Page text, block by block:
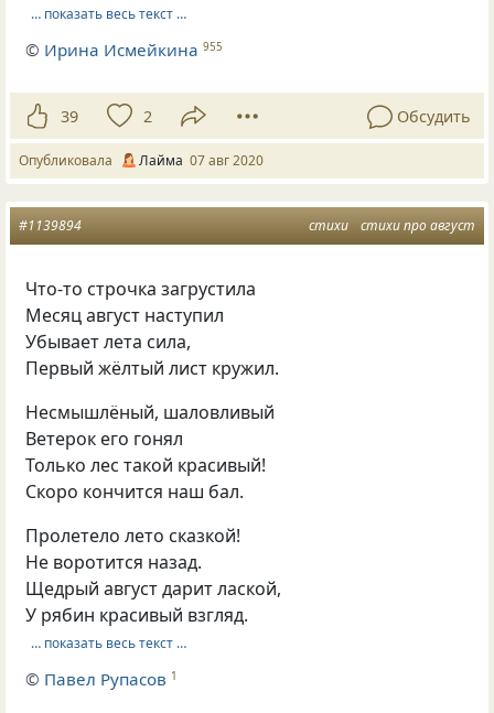
… показать весь текст …
© Ирина Исмейкина 955
39 2 Обсудить
Опубликовала Лайма 07 авг 2020
стихи стихи про август
#1139894
Что-то строчка загрустила
Месяц август наступил
Убывает лета сила,
Первый жёлтый лист кружил.
Несмышлёный, шаловливый
Ветерок его гонял
Только лес такой красивый!
Скоро кончится наш бал.
Пролетело лето сказкой!
Не воротится назад.
Щедрый август дарит лаской,
У рябин красивый взгляд.
… показать весь текст …
© Павел Рупасов 1